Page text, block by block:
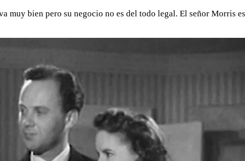
muy bien pero su negocio no es del todo legal. El señor Morris